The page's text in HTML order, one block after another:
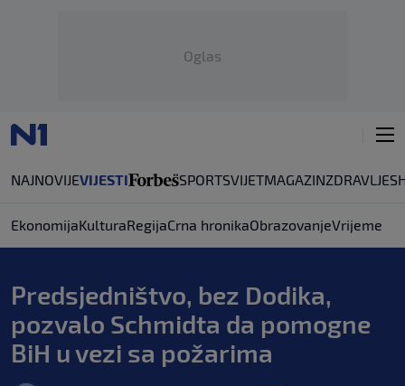
Oglas
NAJNOVIJEVIJESTI SPORTSVIJETMAGAZINZDRAVLJE
EkonomijaKulturaRegijaCrna hronikaObrazovanjeVrijeme
Predsjedništvo, bez Dodika,
pozvalo Schmidta da pomogne
BiH u vezi sa požarima